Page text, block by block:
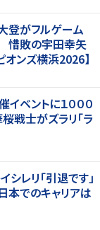
登がフルゲーム
惜敗の宇田幸矢
オンズ横浜2026】
ベントに１０００
戦士がズラリ「ラ
シレリ「引退です」
本でのキャリアは